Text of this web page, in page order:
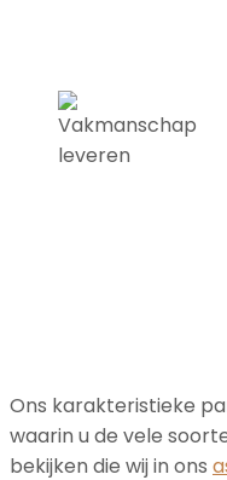
Ons karakteristieke
waarin u de vele
bekijken die wij in ons